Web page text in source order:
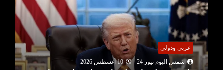
عربي ودولي
شمس اليوم نيوز 24
10 أغسطس 2026